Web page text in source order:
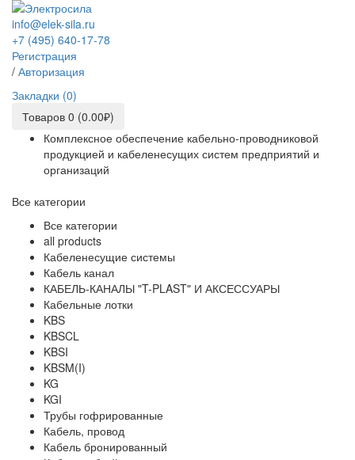
info@elek-sila.ru
+7 (495) 640-17-78
Регистрация
/ Авторизация
Закладки (0)
Товаров 0 (0.00₽)
Комплексное обеспечение кабельно-проводниковой
продукцией и кабеленесущих систем предприятий и
организаций
Все категории
Все категории
all products
Кабеленесущие системы
Кабель канал
КАБЕЛЬ-КАНАЛЫ "T-PLAST" И АКСЕССУАРЫ
Кабельные лотки
KBS
KBSCL
KBSI
KBSM(I)
KG
KGI
Трубы гофрированные
Кабель, провод
Кабель бронированный